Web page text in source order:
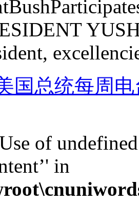
国总统每周
of
in